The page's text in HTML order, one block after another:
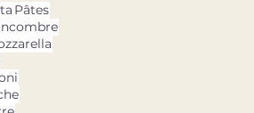
Pâtes